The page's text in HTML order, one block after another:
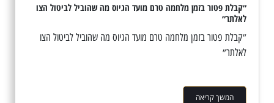
״קבלת פטור בזמן מלחמה טרם מועד הגיוס מה שהוביל לביטול הצו
לאלתר״
״קבלת פטור בזמן מלחמה טרם מועד הגיוס מה שהוביל לביטול הצו
לאלתר״
המשך קריאה